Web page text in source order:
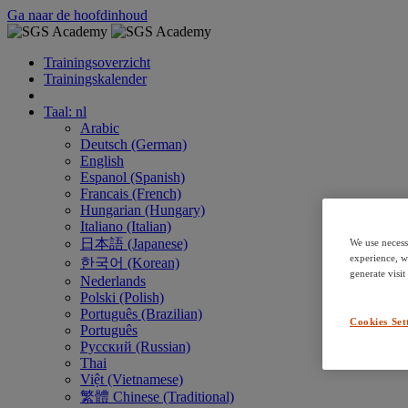
Ga naar de hoofdinhoud
Trainingsoverzicht
Trainingskalender
Taal: nl
Arabic
Deutsch (German)
English
Espanol (Spanish)
Francais (French)
Hungarian (Hungary)
Italiano (Italian)
日本語 (Japanese)
한국어 (Korean)
Nederlands
Polski (Polish)
Português (Brazilian)
Português
Русский (Russian)
Thai
Việt (Vietnamese)
繁體 Chinese (Traditional)
We use
experience,
generate
Cookies